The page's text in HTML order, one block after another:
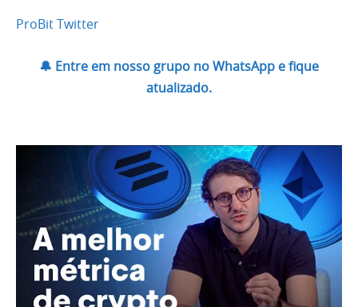
ProBit Twitter
🔔 Entre em nosso grupo no WhatsApp e fique
atualizado.